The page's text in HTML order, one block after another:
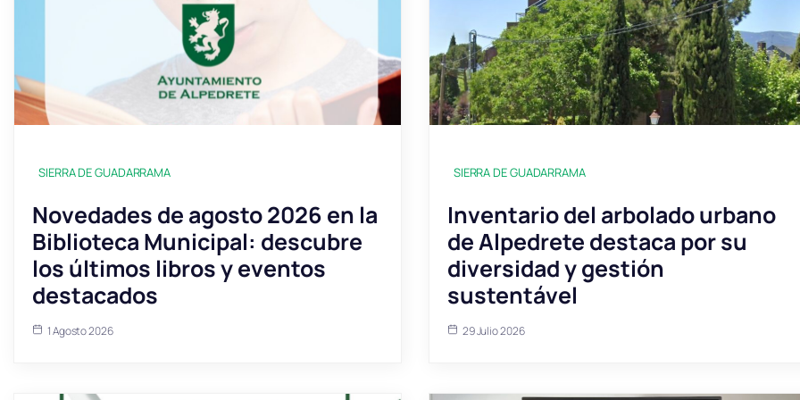
SIERRA DE GUADARRAMA
Novedades de agosto 2026 en la
Biblioteca Municipal: descubre
los últimos libros y eventos
destacados
1 Agosto 2026
SIERRA DE GUADARRAMA
Inventario del arbolado urbano
de Alpedrete destaca por su
diversidad y gestión
sustentável
29 Julio 2026